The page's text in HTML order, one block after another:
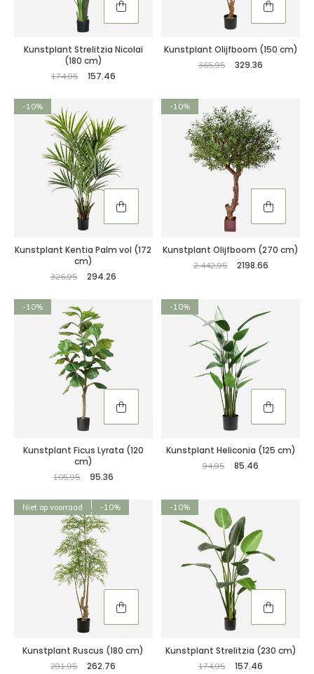
Kunstplant Strelitzia Nicolai
(180 cm)
174,95 157.46
Kunstplant Olijfboom (150 cm)
365,95 329.36
-10%
Kunstplant Kentia Palm vol (172
cm)
326,95 294.26
-10%
Kunstplant Olijfboom (270 cm)
2.442,95 2198.66
-10%
Kunstplant Ficus Lyrata (120
cm)
105,95 95.36
-10%
Kunstplant Heliconia (125 cm)
94,95 85.46
Niet op voorraad -10%
Kunstplant Ruscus (180 cm)
291,95 262.76
-10%
Kunstplant Strelitzia (230 cm)
174,95 157.46